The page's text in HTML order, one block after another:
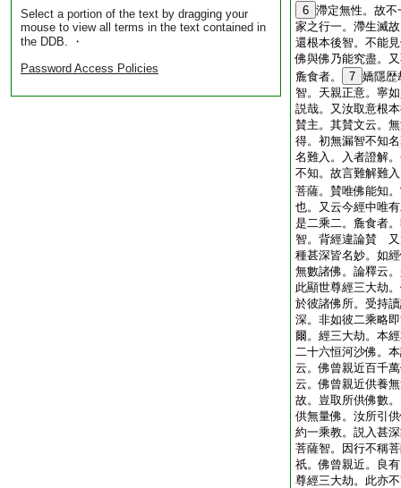
Select a portion of the text by dragging your
mouse to view all terms in the text contained in
the DDB. ・
Password Access Policies
6 滯定無性。故
家之行一。滯生滅
還根本後智。不能
佛與佛乃能究盡。
麁食者。
7 嬌隱歴
智。天親正意。寧
説哉。又汝取意根
賛主。其賛文云。
得。初無漏智不知
名難入。入者證解
不知。故言難解難
菩薩。賛唯佛能知
也。又云今經中唯
是二乘二。麁食者
智。背經違論賛 又
種甚深皆名妙。如
無數諸佛。論釋云
此顯世尊經三大劫
於彼諸佛所。受持
深。非如彼二乘略
爾。經三大劫。本
二十六恒河沙佛。
云。佛曾親近百千
云。佛曾親近供養
故。豈取所供佛數
供無量佛。汝所引
約一乘教。説入甚
菩薩智。因行不稱
祇。佛曾親近。良
尊經三大劫。此亦